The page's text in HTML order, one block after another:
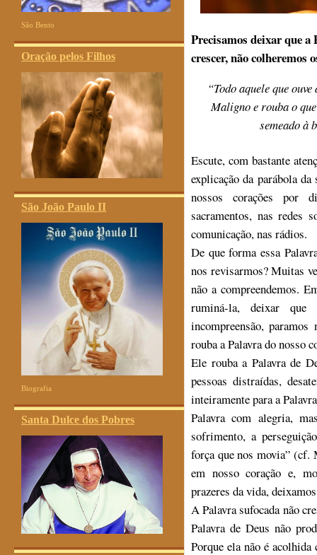
São Bento
Oração pelos Filhos
São João Paulo II
Biografia
Santa Dulce dos Pobres
Precisamos deixar que a
crescer, não colheremos
“Todo aquele que
Maligno e rouba o
semeado à
Escute, com bastante
explicação da parábola
nossos corações por
sacramentos, nas redes
comunicação, nas rádios.
De que forma essa
nos revisarmos? Muitas
não a compreendemos.
ruminá-la, deixar
incompreensão,
rouba a Palavra do nosso
Ele rouba a Palavra de
pessoas distraídas,
inteiramente para a
Palavra com alegria,
sofrimento, a
força que nos movia” (cf.
em nosso coração e,
prazeres da vida,
A Palavra sufocada não
Palavra de Deus não
Porque ela não é acolhida